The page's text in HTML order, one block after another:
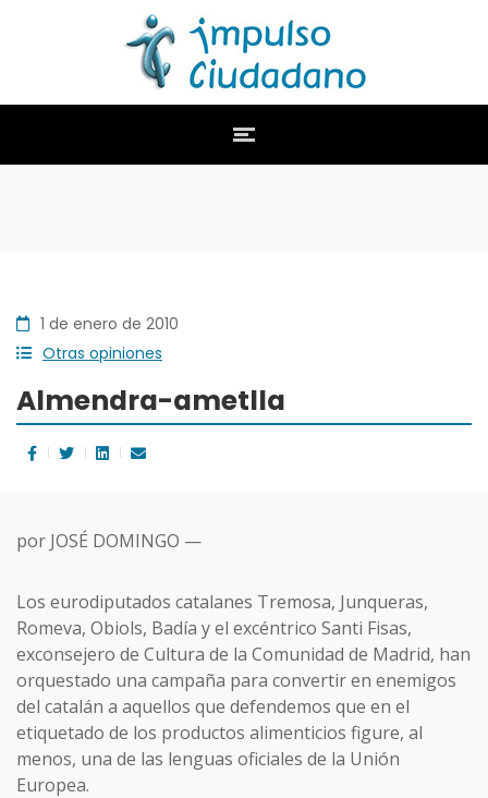
1 de enero de 2010
Otras opiniones
Almendra-ametlla
por JOSÉ DOMINGO —
Los eurodiputados catalanes Tremosa, Junqueras,
Romeva, Obiols, Badía y el excéntrico Santi Fisas,
exconsejero de Cultura de la Comunidad de Madrid, han
orquestado una campaña para convertir en enemigos
del catalán a aquellos que defendemos que en el
etiquetado de los productos alimenticios figure, al
menos, una de las lenguas oficiales de la Unión
Europea.